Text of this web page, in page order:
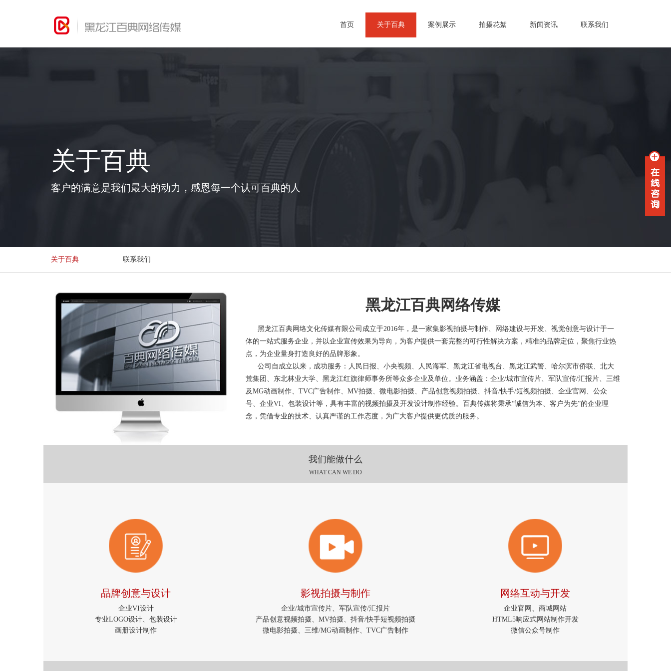
首页 关于百典 案例展示 拍摄花絮 新闻资讯 联系我们
关于百典
客户的满意是我们最大的动力，感恩每一个认可百典的人
关于百典 联系我们
黑龙江百典网络传媒
黑龙江百典网络文化传媒有限公司成立于2016年，是一家集影视拍摄与制作、网络建设与开发、视觉创意与设计于一
体的一站式服务企业，并以企业宣传效果为导向，为客户提供一套完整的可行性解决方案，精准的品牌定位，聚焦行业热
点，为企业量身打造良好的品牌形象。
公司自成立以来，成功服务：人民日报、小央视频、人民海军、黑龙江省电视台、黑龙江武警、哈尔滨市侨联、北大
荒集团、东北林业大学、黑龙江红旗律师事务所等众多企业及单位。业务涵盖：企业/城市宣传片、军队宣传/汇报片、三维
及MG动画制作、TVC广告制作、MV拍摄、微电影拍摄、产品创意视频拍摄、抖音/快手/短视频拍摄、企业官网、公众
号、企业VI、包装设计等，具有丰富的视频拍摄及开发设计制作经验。百典传媒将秉承“诚信为本、客户为先”的企业理
念，凭借专业的技术、认真严谨的工作态度，为广大客户提供更优质的服务。
我们能做什么
WHAT CAN WE DO
品牌创意与设计
企业VI设计
专业LOGO设计、包装设计
画册设计制作
影视拍摄与制作
企业/城市宣传片、军队宣传/汇报片
产品创意视频拍摄、MV拍摄、抖音/快手短视频拍摄
微电影拍摄、三维/MG动画制作、TVC广告制作
网络互动与开发
企业官网、商城网站
HTML5响应式网站制作开发
微信公众号制作